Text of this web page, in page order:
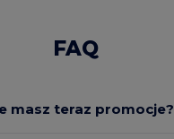
FAQ
masz teraz promocje?